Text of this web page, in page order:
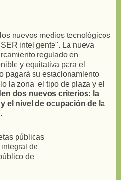
nuevos medios tecnológicos
inteligente". La nueva
regulado en
y equitativa para el
pagará su estacionamiento
la zona, el tipo de plaza y el
dos nuevos criterios: la
el nivel de ocupación de la
.